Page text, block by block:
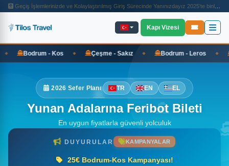
Geçiş İşlemlerinizde ve Kolaylaştırılmış Giriş Sürecinde Yanınızdayız 2025'te binlerce yolcumuzun adaya geçiş süreçlerine ve feribot seyahatlerine aracılık ettik. Giriş kolaylığı, seyahat adımları ve tur detayları hakkında bilgi almak için sayfamızı inceleyin
Kapı Vizesi
Bodrum - Kos Çeşme - Sakız Bodrum - Leros
2026 Sefer Planı| TR EN EL
Yunan Adalarına Feribot Bileti
En uygun fiyatlarla güvenli yolculuk
DUYURULAR KAMPANYALAR
25€ Bodrum-Kos Kampanyası!